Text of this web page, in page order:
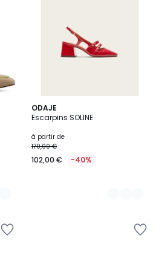
ODAJE
Escarpins SOLINE
à partir de
170,00 €
102,00 € -40%
4
Couleurs